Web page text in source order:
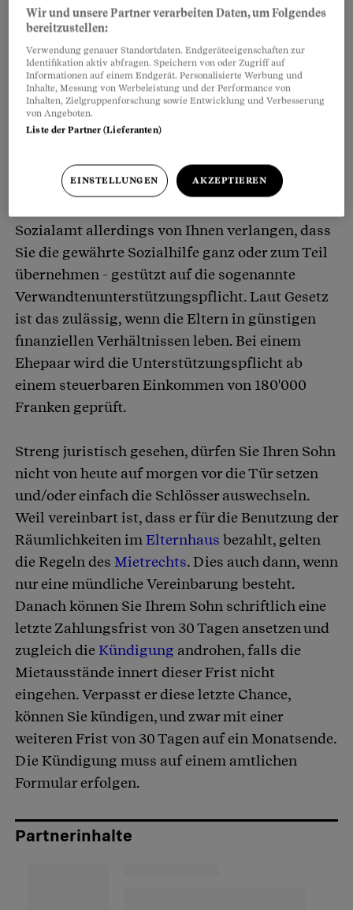
Einkommen fordern. Muss er künftig auswärts
wohnen, müsste er sich zum Beispiel mit den
Kosten für ein Zimmer in Untermiete oder in
einer Wohngemeinschaft begnügen.
Hat Ihr Sohn die
Unterhaltszahlungen mehr zugut. Sollte er mit
seinem Einkommen nicht auskommen und
Sozialamt allerdings von Ihnen verlangen, dass
Sie die gewährte Sozialhilfe ganz oder zum Teil
übernehmen - gestützt auf die sogenannte
Verwandtenunterstützungspflicht. Laut Gesetz
ist das zulässig, wenn die Eltern in günstigen
finanziellen Verhältnissen leben. Bei einem
Ehepaar wird die Unterstützungspflicht ab
einem steuerbaren Einkommen von 180'000
Franken geprüft.
Streng juristisch gesehen, dürfen Sie Ihren Sohn
nicht von heute auf morgen vor die Tür setzen
und/oder einfach die Schlösser auswechseln.
Weil vereinbart ist, dass er für die Benutzung der
Räumlichkeiten imElternhaus bezahlt, gelten
die Regeln des Mietrechts. Dies auch dann, wenn
nur eine mündliche Vereinbarung besteht.
Danach können Sie Ihrem Sohn schriftlich eine
letzte Zahlungsfrist von 30 Tagen ansetzen und
zugleich dieKündigung androhen, falls die
Mietausstände innert dieser Frist nicht
eingehen. Verpasst er diese letzte Chance,
können Sie kündigen, und zwar mit einer
weiteren Frist von 30 Tagen auf ein Monatsende.
Die Kündigung muss auf einem amtlichen
Formular erfolgen.
Partnerinhalte
Wir und unsere Partner verarbeiten Daten, um Folgendes
bereitzustellen:
Verwendung genauer Standortdaten. Endgeräteeigenschaften zur
Identifikation aktiv abfragen. Speichern von oder Zugriff auf
Informationen auf einem Endgerät. Personalisierte Werbung und
Inhalte, Messung von Werbeleistung und der Performance von
Inhalten, Zielgruppenforschung sowie Entwicklung und Verbesserung
von Angeboten.
Liste der Partner (Lieferanten)
EINSTELLUNGEN AKZEPTIEREN